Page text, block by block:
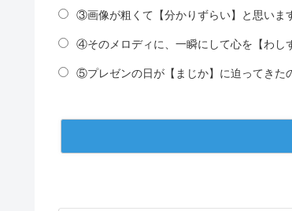
③画像が粗くて【分かりずらい】と思いま
④そのメロディに、一瞬にして心を【わし
⑤プレゼンの日が【まじか】に迫ってきた